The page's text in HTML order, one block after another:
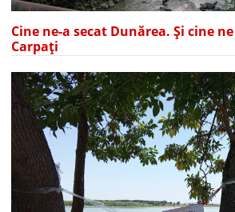
Cine ne-a secat Dunărea. Și cine
Carpați